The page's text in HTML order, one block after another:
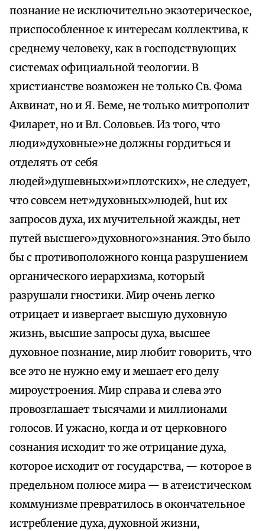
познание не исключительно экзотерическое,
приспособленное к интересам коллектива, к
среднему человеку, как в господствующих
системах официальной теологии. В
христианстве возможен не только Св. Фома
Аквинат, но и Я. Беме, не только митрополит
Филарет, но и Вл. Соловьев. Из того, что
люди»духовные»не должны гордиться и
отделять от себя
людей»душевных»и»плотских», не следует,
что совсем нет»духовных»людей, hut их
запросов духа, их мучительной жажды, нет
путей высшего»духовного»знания. Это было
бы с противоположного конца разрушением
органического иерархизма, который
разрушали гностики. Мир очень легко
отрицает и извергает высшую духовную
жизнь, высшие запросы духа, высшее
духовное познание, мир любит говорить, что
все это не нужно ему и мешает его делу
мироустроения. Мир справа и слева это
провозглашает тысячами и миллионами
голосов. И ужасно, когда и от церковного
сознания исходит то же отрицание духа,
которое исходит от государства, — которое в
предельном полюсе мира — в атеистическом
коммунизме превратилось в окончательное
истребление духа, духовной жизни,